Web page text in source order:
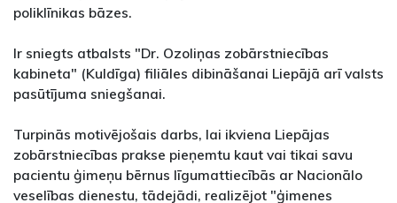
poliklīnikas bāzes.
Ir sniegts atbalsts "Dr. Ozoliņas zobārstniecības
kabineta" (Kuldīga) filiāles dibināšanai Liepājā arī valsts
pasūtījuma sniegšanai.
Turpinās motivējošais darbs, lai ikviena Liepājas
zobārstniecības prakse pieņemtu kaut vai tikai savu
pacientu ģimeņu bērnus līgumattiecībās ar Nacionālo
veselības dienestu, tādejādi, realizējot "ģimenes